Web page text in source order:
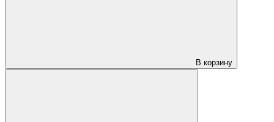
В корзину